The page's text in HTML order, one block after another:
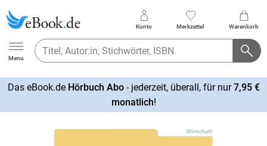
Ebook.de
Menu
Konto Merkzettel Warenkorb
Das eBook.de Hörbuch Abo- jederzeit, überall, für nur7,95 €
monatlich!